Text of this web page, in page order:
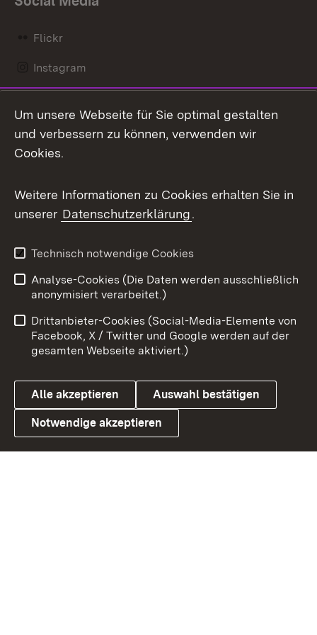
Flickr
Instagram
Mastodon
Messenger
Social Wall
X / Twitter
Youtube
Link zum Landesportal
Benutzungshinweise
Barrierefreiheit
Datenschutz
Cookies
Um unsere Webseite für Sie optimal gestalten
und verbessern zu können, verwenden wir
Cookies.
Weitere Informationen zu Cookies erhalten Sie in
unserer Datenschutzerklärung.
Technisch notwendige Cookies
Analyse-Cookies (Die Daten werden ausschließlich
anonymisiert verarbeitet.)
Drittanbieter-Cookies (Social-Media-Elemente von
Facebook, X / Twitter und Google werden auf der
gesamten Webseite aktiviert.)
Alle akzeptieren Auswahl bestätigen
Notwendige akzeptieren